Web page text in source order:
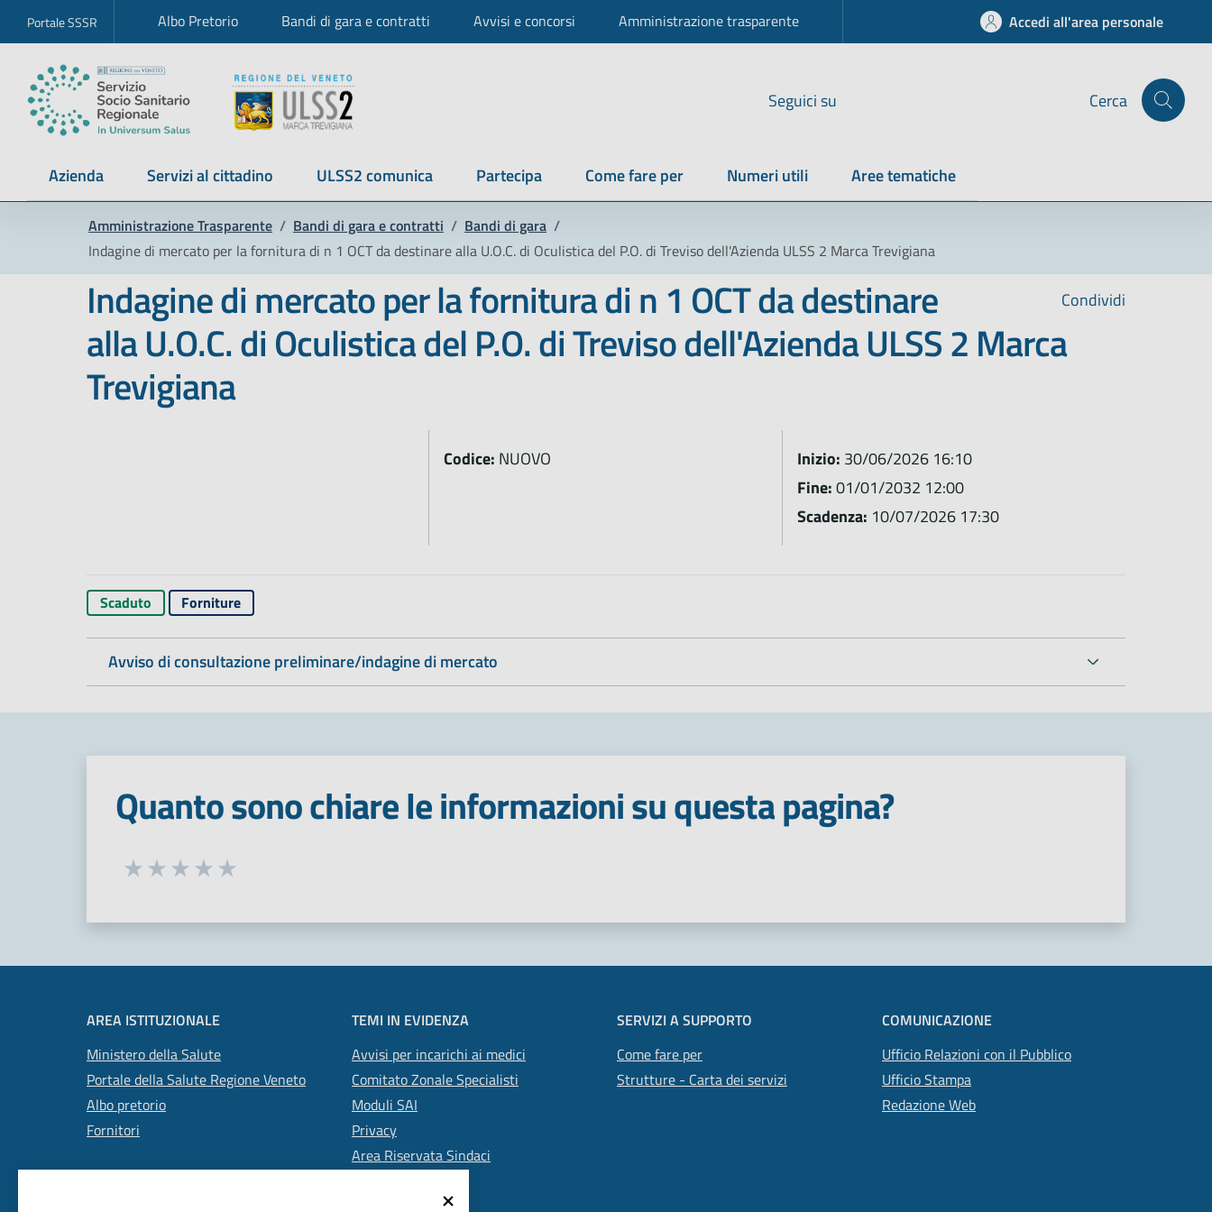
Portale SSSR Albo Pretorio Bandi di gara e contratti Avvisi e concorsi Amministrazione trasparente Accedi all'area personale
Seguici su Cerca
Azienda Servizi al cittadino ULSS2 comunica Partecipa Come fare per Numeri utili Aree tematiche
Amministrazione Trasparente / Bandi di gara e contratti / Bandi di gara /
Indagine di mercato per la fornitura di n 1 OCT da destinare alla U.O.C. di Oculistica del P.O. di Treviso dell'Azienda ULSS 2 Marca Trevigiana
Condividi
Indagine di mercato per la fornitura di n 1 OCT da destinare
alla U.O.C. di Oculistica del P.O. di Treviso dell'Azienda ULSS 2 Marca
Trevigiana
Codice: NUOVO Inizio: 30/06/2026 16:10
Fine:01/01/2032 12:00
Scadenza: 10/07/2026 17:30
Scaduto Forniture
Avviso di consultazione preliminare/indagine di mercato
Quanto sono chiare le informazioni su questa pagina?
Seleziona una valutazione da 1 a 5 stelle
AREA ISTITUZIONALE
Ministero della Salute
Portale della Salute Regione Veneto
Albo pretorio
Fornitori
TEMI IN EVIDENZA
Avvisi per incarichi ai medici
Comitato Zonale Specialisti
Moduli SAI
Privacy
Area Riservata Sindaci
SERVIZI A SUPPORTO
Come fare per
Strutture - Carta dei servizi
COMUNICAZIONE
Ufficio Relazioni con il Pubblico
Ufficio Stampa
Redazione Web